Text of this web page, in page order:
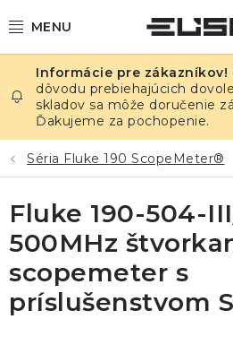
na
ELEKTRINA
TEPLOTA A VLHKOSŤ
TLAK A ÚNIKY
ZÁZNAMNÍKY
TLAČ DPS
dôvodu prebiehajúcich
skladov sa môže doručenie
Ďakujeme za pochopenie.
Séria Fluke 190 ScopeMeter®
Fluke 190-504-
500MHz
scopemeter s
príslušenstvom